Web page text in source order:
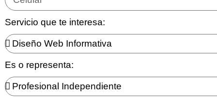
Servicio que te interesa:
Es o representa: